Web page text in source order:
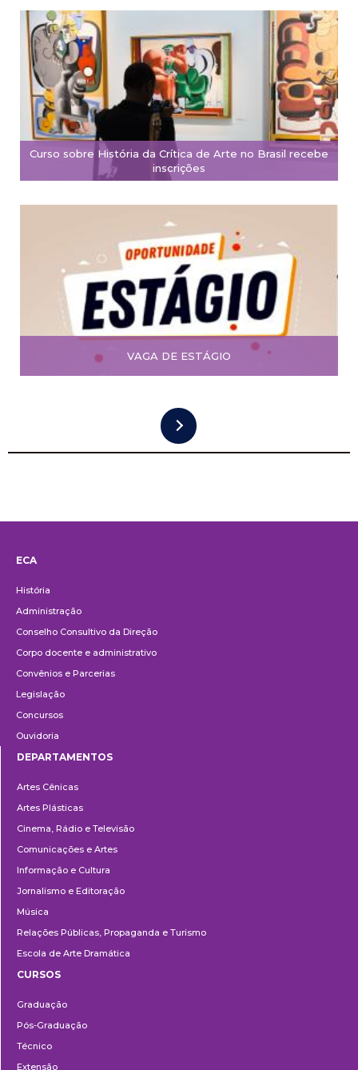
Curso sobre História da Crítica de Arte no Brasil recebe
inscrições
VAGA DE ESTÁGIO
ECA
História
Administração
Conselho Consultivo da Direção
Corpo docente e administrativo
Convênios e Parcerias
Legislação
Concursos
Ouvidoria
DEPARTAMENTOS
Artes Cênicas
Artes Plásticas
Cinema, Rádio e Televisão
Comunicações e Artes
Informação e Cultura
Jornalismo e Editoração
Música
Relações Públicas, Propaganda e Turismo
Escola de Arte Dramática
CURSOS
Graduação
Pós-Graduação
Técnico
Extensão